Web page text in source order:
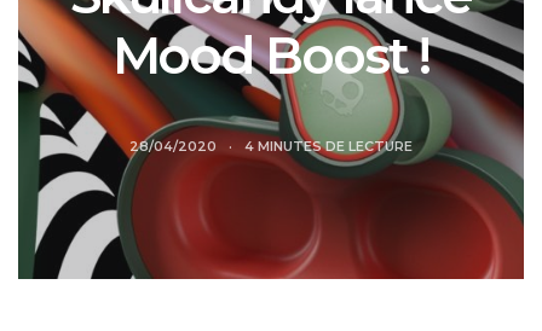
Mood Boost !
28/04/2020 4 MINUTES DE LECTURE